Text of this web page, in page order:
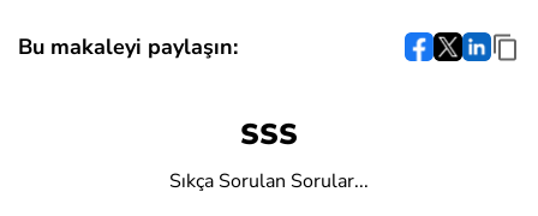
Bu makaleyi paylaşın:
SSS
Sıkça Sorulan Sorular...